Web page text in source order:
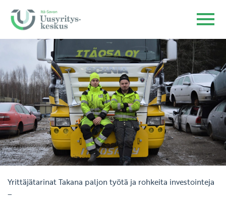
YrittäjätarinatTakana paljon työtä ja rohkeita investointeja
–